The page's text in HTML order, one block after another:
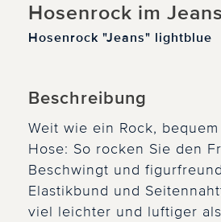
Hosenrock im
Hosenrock "Jeans" lightblue
Beschreibung
Weit wie ein Rock,
Hose: So rocken Sie den
Beschwingt und
Elastikbund und
viel leichter und luftiger